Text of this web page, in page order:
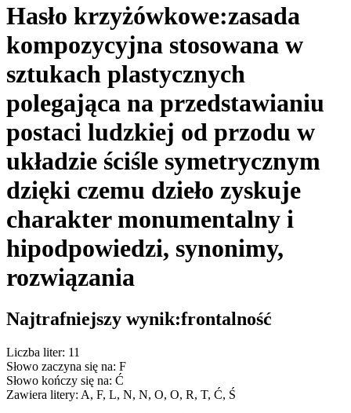
Hasło krzyżówkowe:zasada
kompozycyjna stosowana w
sztukach plastycznych
polegająca na przedstawianiu
postaci ludzkiej od przodu w
układzie ściśle symetrycznym
dzięki czemu dzieło zyskuje
charakter monumentalny i
hipodpowiedzi, synonimy,
rozwiązania
Najtrafniejszy wynik:frontalność
Liczba liter: 11
Słowo zaczyna się na: F
Słowo kończy się na: Ć
Zawiera litery: A, F, L, N, N, O, O, R, T, Ć, Ś